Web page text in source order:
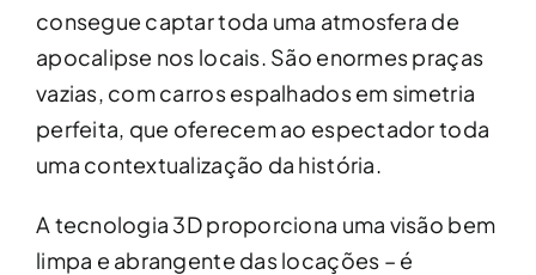
consegue captar toda uma atmosfera de
apocalipse nos locais. São enormes praças
vazias, com carros espalhados em simetria
perfeita, que oferecem ao espectador toda
uma contextualização da história.
A tecnologia 3D proporciona uma visão bem
limpa e abrangente das locações – é